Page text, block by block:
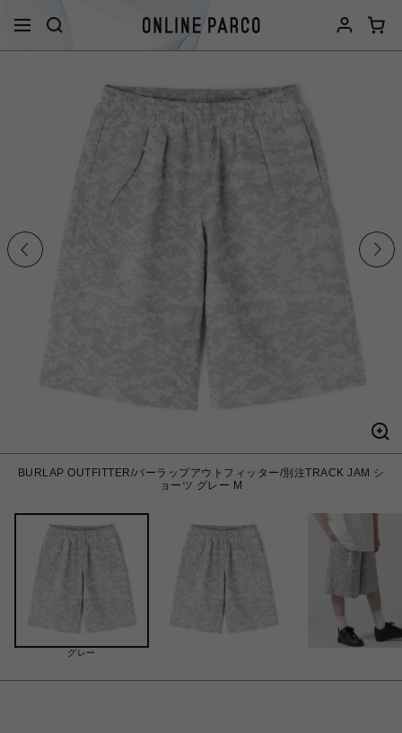
BURLAP OUTFITTER/バーラップアウトフィッター/別注TRACK JAM シ
ョーツ グレー M
グレー